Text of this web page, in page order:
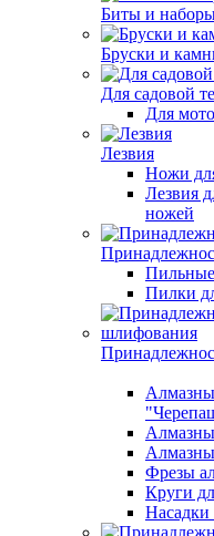
Биты и
Бруски и
Для садовой
Для
Лезвия
Ножи
Лезвия
ножей
Пилки
Фрезы
Круги
Насадки